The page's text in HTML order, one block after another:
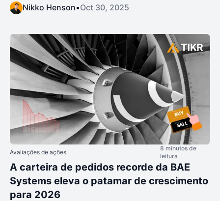
Nikko Henson•Oct 30, 2025
Avaliações de ações
8 minutos de
leitura
A carteira de pedidos recorde da BAE
Systems eleva o patamar de crescimento
para 2026